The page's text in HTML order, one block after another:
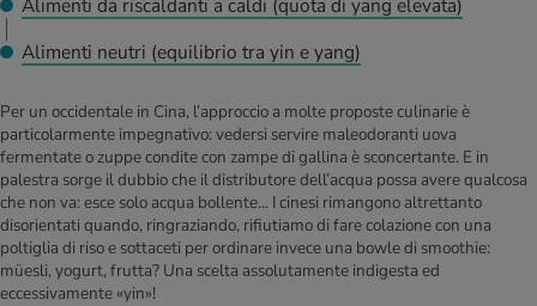
Alimenti da riscaldanti a caldi (quota di yang elevata)
Alimenti neutri (equilibrio tra yin e yang)
Per un occidentale in Cina, l’approccio a molte proposte culinarie è
particolarmente impegnativo: vedersi servire maleodoranti uova
fermentate o zuppe condite con zampe di gallina è sconcertante. E in
palestra sorge il dubbio che il distributore dell’acqua possa avere qualcosa
che non va: esce solo acqua bollente... I cinesi rimangono altrettanto
disorientati quando, ringraziando, rifiutiamo di fare colazione con una
poltiglia di riso e sottaceti per ordinare invece una bowle di smoothie:
müesli, yogurt, frutta? Una scelta assolutamente indigesta ed
eccessivamente «yin»!